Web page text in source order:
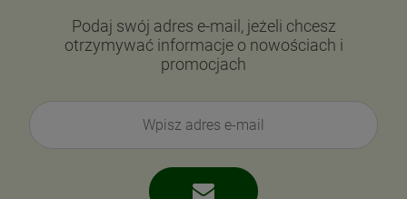
Podaj swój adres e-mail, jeżeli chcesz
otrzymywać informacje o nowościach i
promocjach